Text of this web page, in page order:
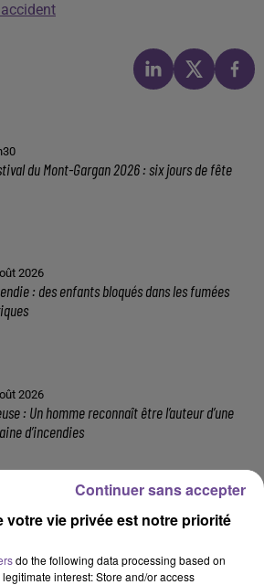
du Mont-Gargan 2026 : six jours de fête
2026
: des enfants bloqués dans les fumées
2026
: Un homme reconnaît être l’auteur d’une
d’incendies
2026
mortel sur l’A20 à Limoges : un nouvel
à témoins
votre vie privée est notre priorité
do the following data processing based on
interest: Store and/or access
Continuer sans accepter